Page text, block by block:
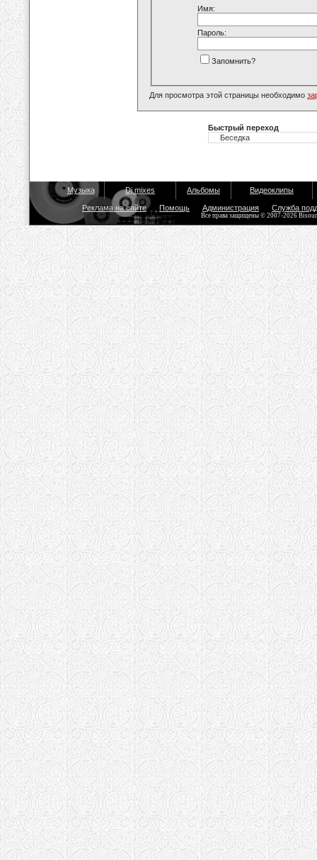
Имя:
Пароль:
Запомнить?
Для просмотра этой страницы необходимо
Быстрый переход
Музыка Dj mixes Альбомы Видеоклипы
Реклама на сайте Помощь Администрация Служба
Все права защищены © 2007-2026